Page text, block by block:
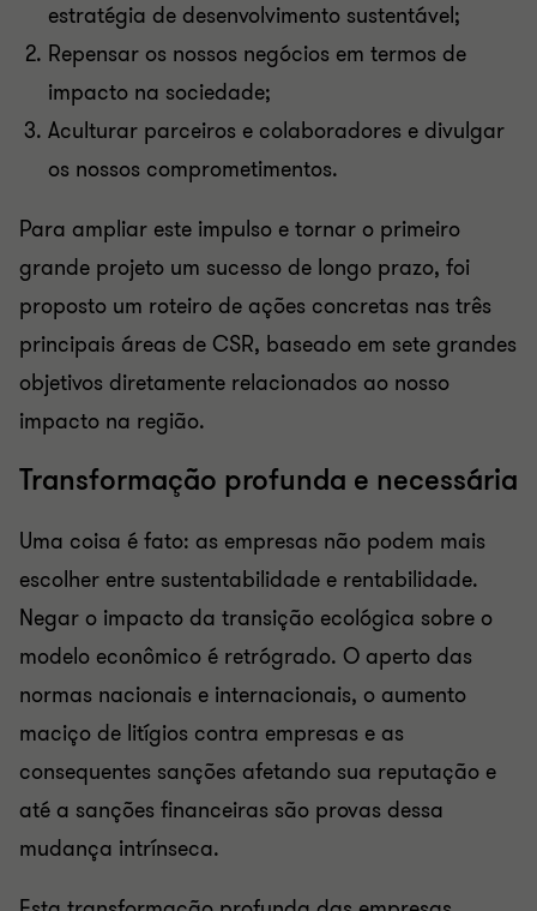
estratégia de desenvolvimento sustentável;
Repensar os nossos negócios em termos de
impacto na sociedade;
Aculturar parceiros e colaboradores e divulgar
os nossos comprometimentos.
Para ampliar este impulso e tornar o primeiro
grande projeto um sucesso de longo prazo, foi
proposto um roteiro de ações concretas nas três
principais áreas de CSR, baseado em sete grandes
objetivos diretamente relacionados ao nosso
impacto na região.
Transformação profunda e necessária
Uma coisa é fato: as empresas não podem mais
escolher entre sustentabilidade e rentabilidade.
Negar o impacto da transição ecológica sobre o
modelo econômico é retrógrado. O aperto das
normas nacionais e internacionais, o aumento
maciço de litígios contra empresas e as
consequentes sanções afetando sua reputação e
até a sanções financeiras são provas dessa
mudança intrínseca.